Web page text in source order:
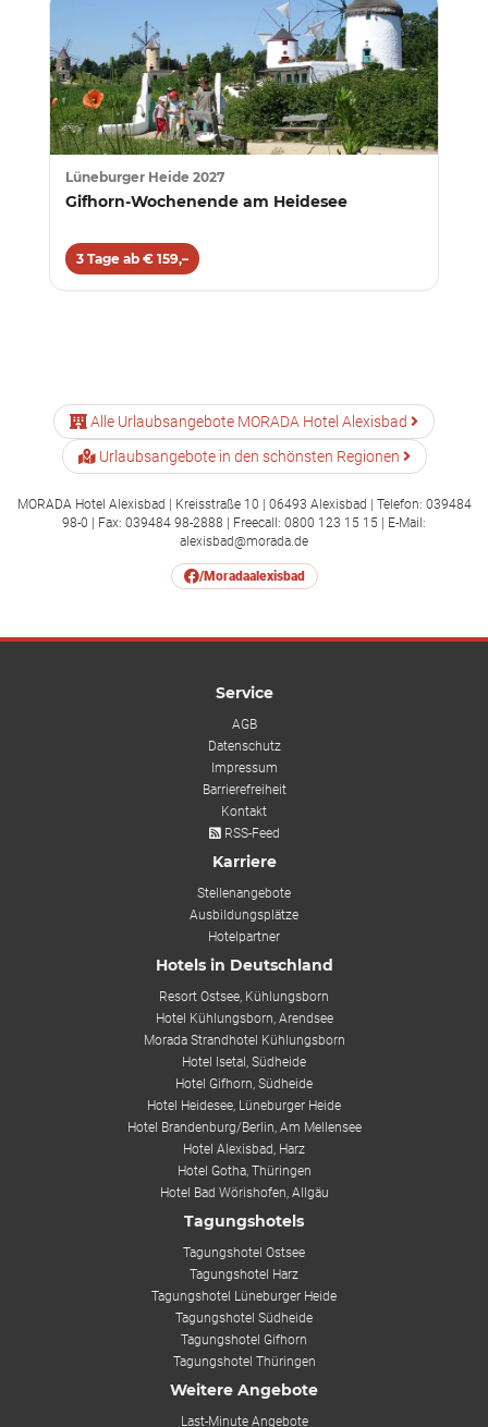
Lüneburger Heide 2027
Gifhorn-Wochenende am Heidesee
3 Tage ab € 159,–
Alle Urlaubsangebote MORADA Hotel Alexisbad
Urlaubsangebote in den schönsten Regionen
MORADA Hotel Alexisbad | Kreisstraße 10 | 06493 Alexisbad | Telefon: 039484
98-0 | Fax: 039484 98-2888 | Freecall: 0800 123 15 15 | E-Mail:
alexisbad@morada.de
/Moradaalexisbad
Service
AGB
Datenschutz
Impressum
Barrierefreiheit
Kontakt
RSS-Feed
Karriere
Stellenangebote
Ausbildungsplätze
Hotelpartner
Hotels in Deutschland
Resort Ostsee, Kühlungsborn
Hotel Kühlungsborn, Arendsee
Morada Strandhotel Kühlungsborn
Hotel Isetal, Südheide
Hotel Gifhorn, Südheide
Hotel Heidesee, Lüneburger Heide
Hotel Brandenburg/Berlin, Am Mellensee
Hotel Alexisbad, Harz
Hotel Gotha, Thüringen
Hotel Bad Wörishofen, Allgäu
Tagungshotels
Tagungshotel Ostsee
Tagungshotel Harz
Tagungshotel Lüneburger Heide
Tagungshotel Südheide
Tagungshotel Gifhorn
Tagungshotel Thüringen
Weitere Angebote
Last-Minute Angebote